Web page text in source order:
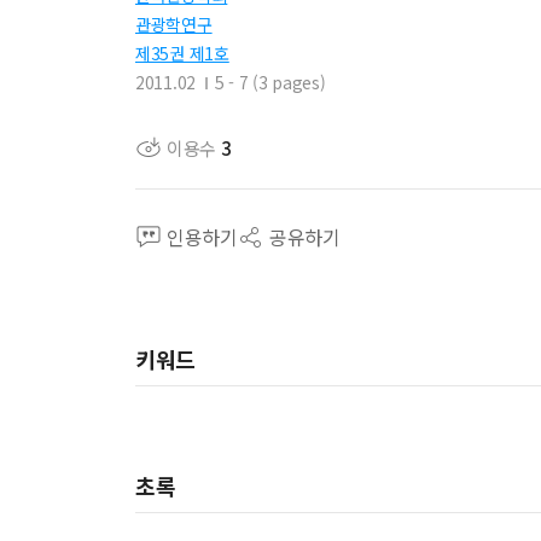
관광학연구
제35권 제1호
2011.02
5 - 7 (3 pages)
이용수 3
인용하기 공유하기
키워드
초록